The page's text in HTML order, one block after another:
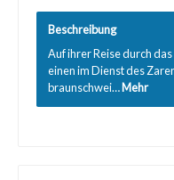
Beschreibung
Auf ihrer Reise durch
einen im Dienst des
braunschwei…Mehr